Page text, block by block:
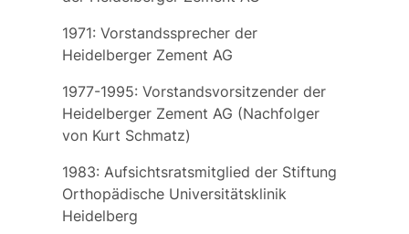
1971: Vorstandssprecher der
Heidelberger Zement AG
1977-1995: Vorstandsvorsitzender der
Heidelberger Zement AG (Nachfolger
von Kurt Schmatz)
1983: Aufsichtsratsmitglied der Stiftung
Orthopädische Universitätsklinik
Heidelberg